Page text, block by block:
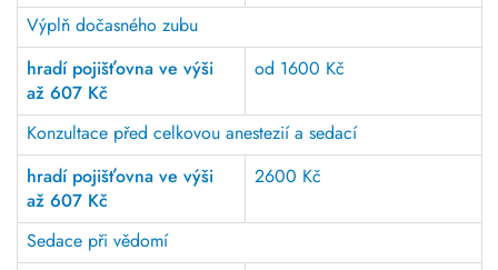
Výplň dočasného zubu
hradí pojišťovna ve výši
až 607 Kč
od 1600 Kč
Konzultace před celkovou anestezií a sedací
hradí pojišťovna ve výši
až 607 Kč
2600 Kč
Sedace při vědomí